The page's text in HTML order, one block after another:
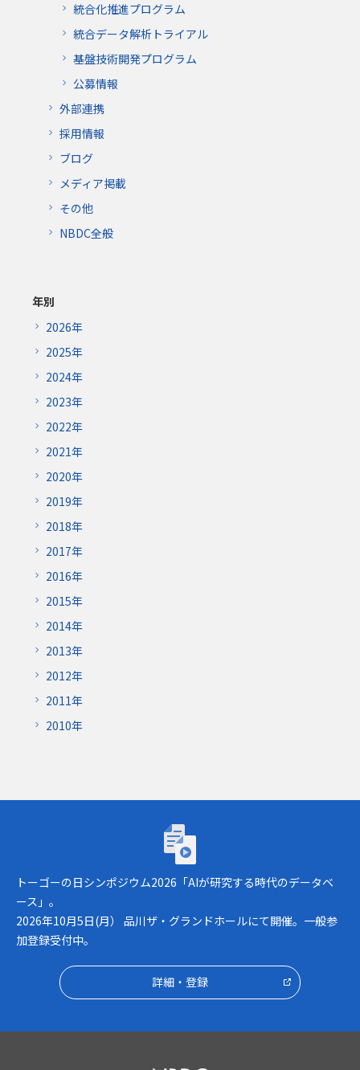
統合化推進プログラム
統合データ解析トライアル
基盤技術開発プログラム
公募情報
外部連携
採用情報
ブログ
メディア掲載
その他
NBDC全般
年別
2026年
2025年
2024年
2023年
2022年
2021年
2020年
2019年
2018年
2017年
2016年
2015年
2014年
2013年
2012年
2011年
2010年
トーゴーの日シンポジウム2026「AIが研究
トーゴーの日シンポジウム2026「AIが研究する時代のデータベ
ース」。
2026年10月5日(月） 品川ザ・グランドホールにて開催。一般参
加登録受付中。
詳細・登録